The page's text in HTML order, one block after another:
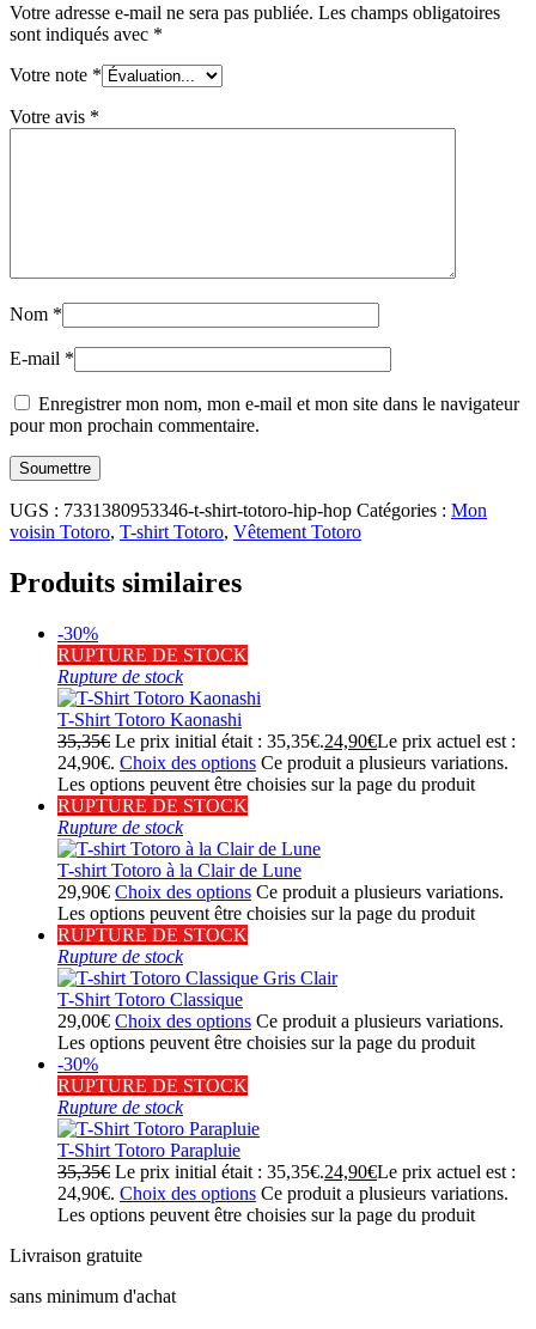
Votre adresse e-mail ne sera pas publiée. Les champs obligatoires
sont indiqués avec *
Votre note *
Votre avis *
Nom *
E-mail *
Enregistrer mon nom, mon e-mail et mon site dans le navigateur
pour mon prochain commentaire.
UGS : 7331380953346-t-shirt-totoro-hip-hop Catégories : Mon
voisin Totoro, T-shirt Totoro, Vêtement Totoro
Produits similaires
-30%
RUPTURE DE STOCK
Rupture de stock
T-Shirt Totoro Kaonashi
35,35€ Le prix initial était : 35,35€.24,90€Le prix actuel est :
24,90€. Choix des options Ce produit a plusieurs variations.
Les options peuvent être choisies sur la page du produit
RUPTURE DE STOCK
Rupture de stock
T-shirt Totoro à la Clair de Lune
29,90€ Choix des options Ce produit a plusieurs variations.
Les options peuvent être choisies sur la page du produit
RUPTURE DE STOCK
Rupture de stock
T-Shirt Totoro Classique
29,00€ Choix des options Ce produit a plusieurs variations.
Les options peuvent être choisies sur la page du produit
-30%
RUPTURE DE STOCK
Rupture de stock
T-Shirt Totoro Parapluie
35,35€ Le prix initial était : 35,35€.24,90€Le prix actuel est :
24,90€. Choix des options Ce produit a plusieurs variations.
Les options peuvent être choisies sur la page du produit
Livraison gratuite
sans minimum d'achat